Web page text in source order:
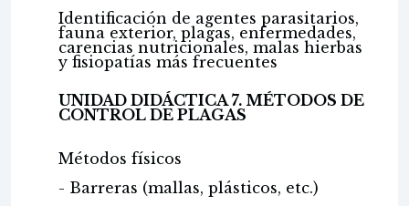
Identificación de agentes parasitarios,
fauna exterior, plagas, enfermedades,
carencias nutricionales, malas hierbas
y fisiopatías más frecuentes
UNIDAD DIDÁCTICA 7. MÉTODOS DE
CONTROL DE PLAGAS
Métodos físicos
- Barreras (mallas, plásticos, etc.)